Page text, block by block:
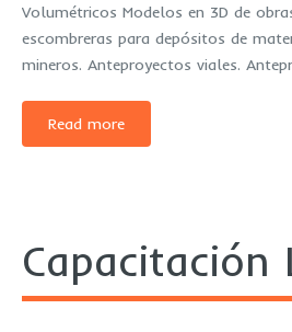
Volumétricos Modelos en 3D de
escombreras para depósitos de
mineros. Anteproyectos viales.
Read more
Capacitación